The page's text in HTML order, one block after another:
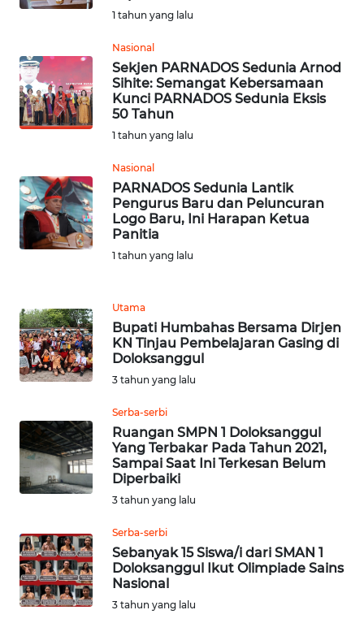
1 tahun yang lalu
Nasional
Sekjen PARNADOS Sedunia Arnod
Sihite: Semangat Kebersamaan
Kunci PARNADOS Sedunia Eksis
50 Tahun
1 tahun yang lalu
Nasional
PARNADOS Sedunia Lantik
Pengurus Baru dan Peluncuran
Logo Baru, Ini Harapan Ketua
Panitia
1 tahun yang lalu
Utama
Bupati Humbahas Bersama Dirjen
KN Tinjau Pembelajaran Gasing di
Doloksanggul
3 tahun yang lalu
Serba-serbi
Ruangan SMPN 1 Doloksanggul
Yang Terbakar Pada Tahun 2021,
Sampai Saat Ini Terkesan Belum
Diperbaiki
3 tahun yang lalu
Serba-serbi
Sebanyak 15 Siswa/i dari SMAN 1
Doloksanggul Ikut Olimpiade Sains
Nasional
3 tahun yang lalu
JAKARTA
JABAR
WN
BANTEN
NTT
WN
KEPRI
PAPUA
WN
PAPUA
BARAT
WN
RIAU
WN
WN
JAMBI
WN